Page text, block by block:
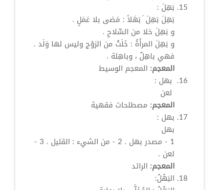
بَهِلَ :
بَهِلَ بَهِلََ بَهَلاً : مَضى بلا عَمَلٍ .
و بَهِلَ خلا من السِّلاحِ .
و بَهِلَ المرأَةُ : خَلَتْ من الزوْج وليس لها وَلَد .
فهي باهِلٌ ، وباهِلة .
المعجم: المعجم الوسيط
بهل ‏:
‏ لعن ‏
المعجم: مصطلحات فقهية
بهل :
بهل
1 - مصدر
بهل
. 2 - من الشيء : القليل . 3 -
لعن .
المعجم: الرائد
البَهْلُ: